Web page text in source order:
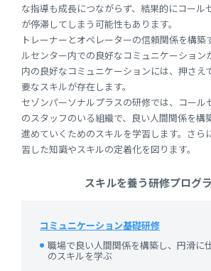
な指導も成長につながらず、結果的にコール
が停滞してしまう可能性もあります。
トレーナーとオペレーターの信頼関係を構築
ルセンター内での良好なコミュニケーション
内の良好なコミュニケーションには、押さえ
要なスキルが存在します。
セゾンパーソナルプラスの研修では、コール
のスタッフのいる組織で、良い人間関係を構
進めていくためのスキルを学習します。さら
習した知識やスキルの定着化を図ります。
スキルを養う研修プログ
コミュニケーション基礎研修
職場で良い人間関係を構築し、円滑に
のスキルを学ぶ